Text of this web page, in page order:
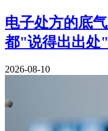
电子处方的底
都"说得出出处"
2026-08-10